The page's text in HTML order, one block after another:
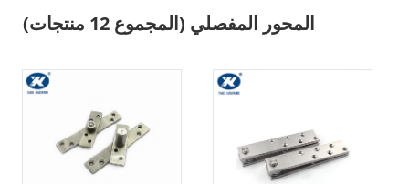
المحور المفصلي (المجموع 12 منتجات)